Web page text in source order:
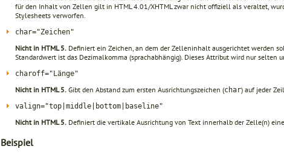
für den Inhalt von Zellen gilt in HTML 4.01/XHTML zwar nicht offiziell als veraltet,
Stylesheets verworfen.
char="Zeichen"
Nicht in HTML 5. Definiert ein Zeichen, an dem der Zelleninhalt ausgerichtet werden
Standardwert ist das Dezimalkomma (sprachabhängig). Dieses Attribut wird nur selten
charoff="Länge"
Nicht in HTML 5. Gibt den Abstand zum ersten Ausrichtungszeichen (char) auf jeder
valign="top|middle|bottom|baseline"
Nicht in HTML 5. Definiert die vertikale Ausrichtung von Text innerhalb der Zelle(n)
Beispiel